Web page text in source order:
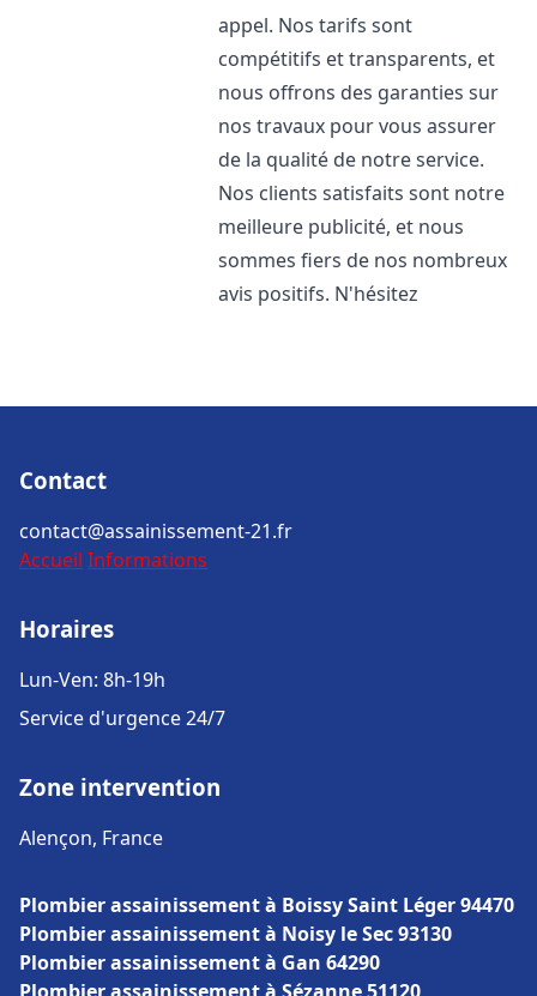
appel. Nos tarifs sont
compétitifs et transparents, et
nous offrons des garanties sur
nos travaux pour vous assurer
de la qualité de notre service.
Nos clients satisfaits sont notre
meilleure publicité, et nous
sommes fiers de nos nombreux
avis positifs. N'hésitez
Contact
contact@assainissement-21.fr
Accueil Informations
Horaires
Lun-Ven: 8h-19h
Service d'urgence 24/7
Zone intervention
Alençon, France
Plombier assainissement à Boissy Saint Léger 94470
Plombier assainissement à Noisy le Sec 93130
Plombier assainissement à Gan 64290